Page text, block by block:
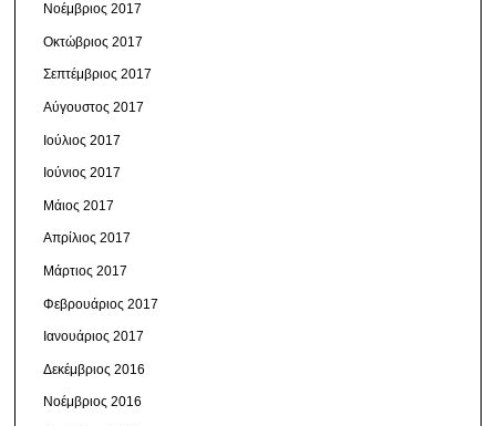
Νοέμβριος 2017
Οκτώβριος 2017
Σεπτέμβριος 2017
Αύγουστος 2017
Ιούλιος 2017
Ιούνιος 2017
Μάιος 2017
Απρίλιος 2017
Μάρτιος 2017
Φεβρουάριος 2017
Ιανουάριος 2017
Δεκέμβριος 2016
Νοέμβριος 2016